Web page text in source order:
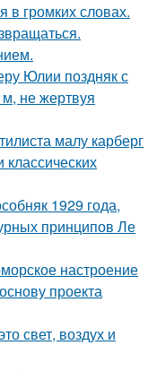
в громких словах.
Юлии поздняк с
не жертвуя
малу карберг
1929 года,
принципов Ле
настроение
проекта
свет, воздух и